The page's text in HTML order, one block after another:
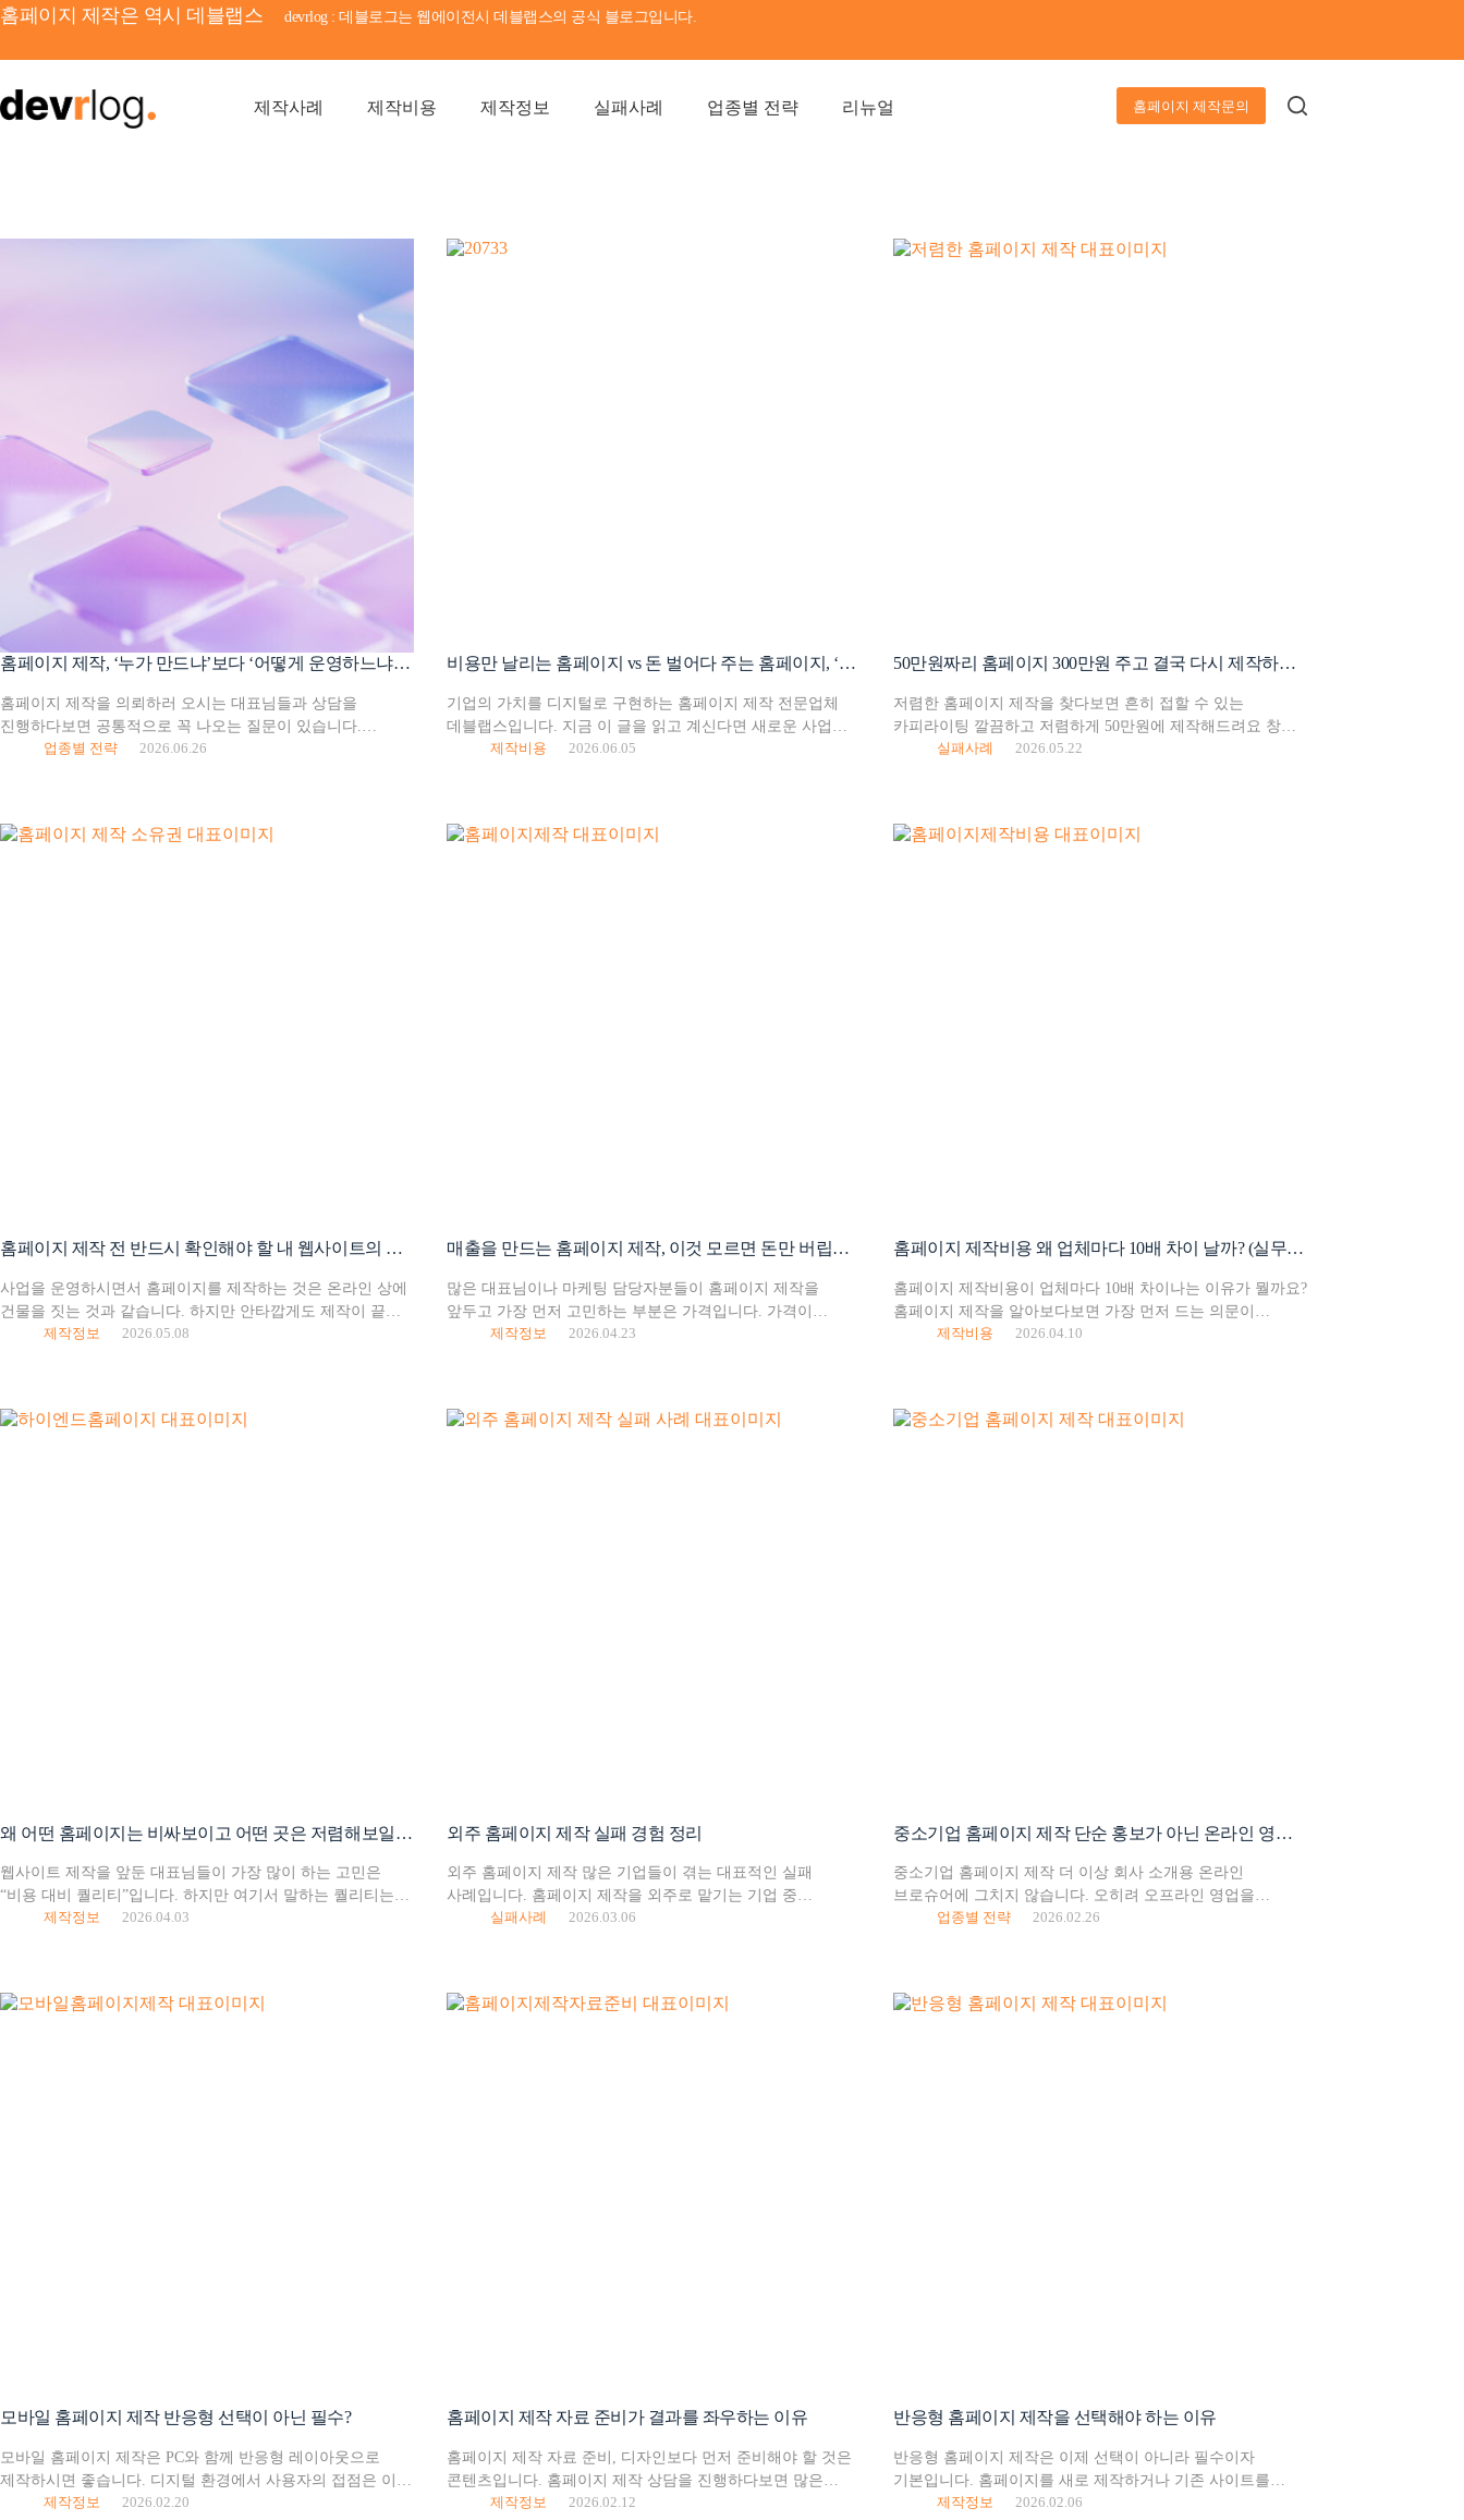
본
건
너
홈페이지 제작은 역시 데블랩스 devrlog : 데블로그는 웹에이전시 데블랩스의 공식 블로그입니다.
제작사례 제작비용 제작정보 실패사례 업종별 전략 리뉴얼 홈페이지 제작문의
홈페이지 제작, ‘누가 만드냐’보다 ‘어떻게 운영하느냐’도 고려해야 하는 이유
홈페이지 제작을 의뢰하러 오시는 대표님들과 상담을
진행하다보면 공통적으로 꼭 나오는 질문이 있습니다.
포트폴리오 좀 보여주세요 외에도, “얼마나 걸리나요?”,
업종별 전략 2026.06.26
비용만 날리는 홈페이지 vs 돈 벌어다 주는 홈페이지, ‘이것’이 다릅니다. 홈페이지 제작 시 꼭 기억해야 하는 것들
기업의 가치를 디지털로 구현하는 홈페이지 제작 전문업체
데블랩스입니다. 지금 이 글을 읽고 계신다면 새로운 사업을
시작하며 홈페이지 제작을 고민 중이거나 기존 홈페이지의
제작비용 2026.06.05
50만원짜리 홈페이지 300만원 주고 결국 다시 제작하는 이유
저렴한 홈페이지 제작을 찾다보면 흔히 접할 수 있는
카피라이팅 깔끔하고 저렴하게 50만원에 제작해드려요 창업
초기, 예산을 아끼고 싶은 마음에 덜컥 계약했다가 몇 달 뒤
실패사례 2026.05.22
홈페이지 제작 전 반드시 확인해야 할 내 웹사이트의 진짜 소유권 3가지
사업을 운영하시면서 홈페이지를 제작하는 것은 온라인 상에
건물을 짓는 것과 같습니다. 하지만 안타깝게도 제작이 끝난
뒤에 다음의 상황을 겪는 대표님들이 많습니다. 업체가
제작정보 2026.05.08
매출을 만드는 홈페이지 제작, 이것 모르면 돈만 버립니다
많은 대표님이나 마케팅 담당자분들이 홈페이지 제작을
앞두고 가장 먼저 고민하는 부분은 가격입니다. 가격이
얼마인가요? 홈페이지는 단순히 예쁜 온라인 전단지가
제작정보 2026.04.23
홈페이지 제작비용 왜 업체마다 10배 차이 날까? (실무자가 알려드립니다)
홈페이지 제작비용이 업체마다 10배 차이나는 이유가 뭘까요?
홈페이지 제작을 알아보다보면 가장 먼저 드는 의문이
있습니다. 왜 어떤 업체는 50만 원,어떤 곳은 500만 원일까?
제작비용 2026.04.10
왜 어떤 홈페이지는 비싸보이고 어떤 곳은 저렴해보일까요?
웹사이트 제작을 앞둔 대표님들이 가장 많이 하는 고민은
“비용 대비 퀄리티”입니다. 하지만 여기서 말하는 퀄리티는
단순히 화려한 디자인을 의미하지는 않습니다. 방문자가
제작정보 2026.04.03
외주 홈페이지 제작 실패 경험 정리
외주 홈페이지 제작 많은 기업들이 겪는 대표적인 실패
사례입니다. 홈페이지 제작을 외주로 맡기는 기업 중
상당수가 한 번쯤 좋지 않은 경험을 하곤 하는데요. 제작이
실패사례 2026.03.06
중소기업 홈페이지 제작 단순 홍보가 아닌 온라인 영업사원
중소기업 홈페이지 제작 더 이상 회사 소개용 온라인
브로슈어에 그치지 않습니다. 오히려 오프라인 영업을
보완하고 신규 리드를 확보하며 브랜드 신뢰도를 형성하는
업종별 전략 2026.02.26
모바일 홈페이지 제작 반응형 선택이 아닌 필수?
모바일 홈페이지 제작은 PC와 함께 반응형 레이아웃으로
제작하시면 좋습니다. 디지털 환경에서 사용자의 접점은 이미
데스크톱을 넘어 모바일 중심으로 이동했습니다. 국내 트래픽
제작정보 2026.02.20
홈페이지 제작 자료 준비가 결과를 좌우하는 이유
홈페이지 제작 자료 준비, 디자인보다 먼저 준비해야 할 것은
콘텐츠입니다. 홈페이지 제작 상담을 진행하다보면 많은
기업이 디자인, 기능, 제작 비용에 집중하지만 정작 가장
제작정보 2026.02.12
반응형 홈페이지 제작을 선택해야 하는 이유
반응형 홈페이지 제작은 이제 선택이 아니라 필수이자
기본입니다. 홈페이지를 새로 제작하거나 기존 사이트를
리뉴얼하려는 대표님들이 가장 많이 듣는 조언 중 하나가
제작정보 2026.02.06